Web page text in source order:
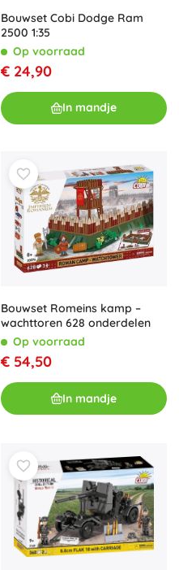
Bouwset Cobi Dodge Ram
2500 1:35
Op voorraad
€ 24,90
In mandje
Bouwset Romeins kamp –
wachttoren 628 onderdelen
Op voorraad
€ 54,50
In mandje